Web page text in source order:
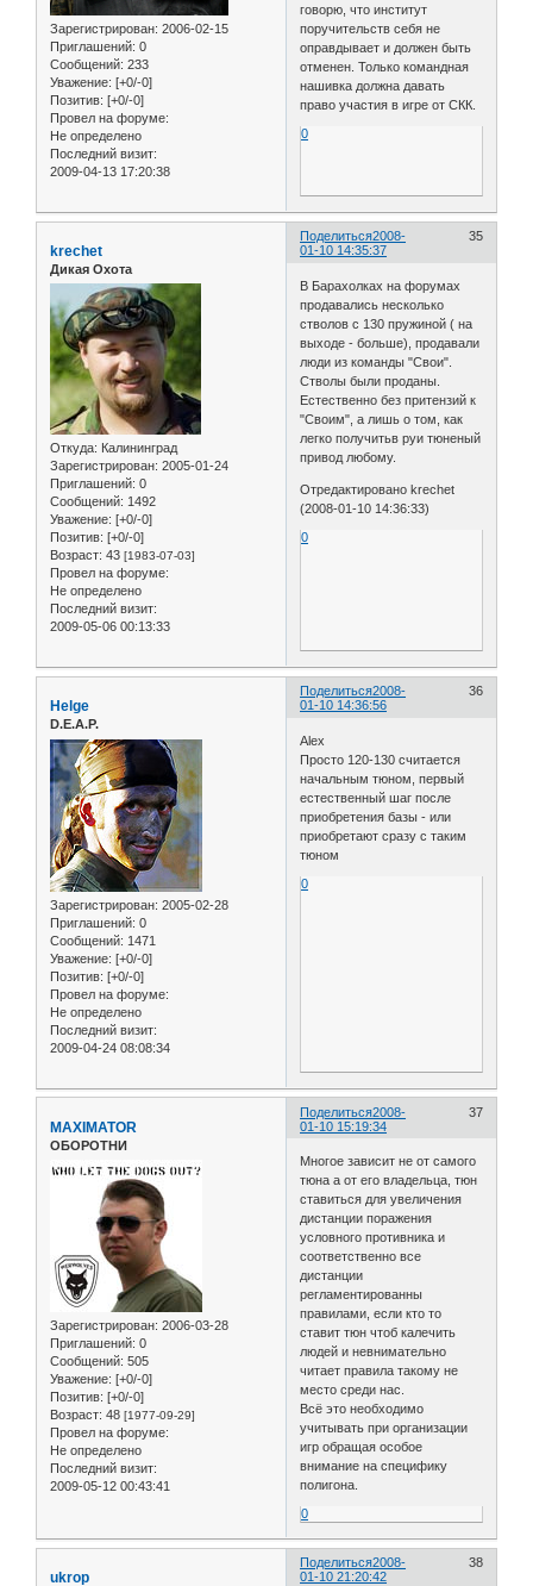
Зарегистрирован: 2006-02-15
Приглашений: 0
Сообщений: 233
Уважение: [+0/-0]
Позитив: [+0/-0]
Провел на форуме:
Не определено
Последний визит:
2009-04-13 17:20:38
говорю, что институт
поручительств себя не
оправдывает и должен быть
отменен. Только командная
нашивка должна давать
право участия в игре от СКК.
0
Поделиться 35
2008-
01-10 14:35:37
krechet
Дикая Охота
Откуда: Калининград
Зарегистрирован: 2005-01-24
Приглашений: 0
Сообщений: 1492
Уважение: [+0/-0]
Позитив: [+0/-0]
Возраст: 43 [1983-07-03]
Провел на форуме:
Не определено
Последний визит:
2009-05-06 00:13:33
В Барахолках на форумах
продавались несколько
стволов с 130 пружиной ( на
выходе - больше), продавали
люди из команды "Свои".
Стволы были проданы.
Естественно без притензий к
"Своим", а лишь о том, как
легко получитьв руи тюненый
привод любому.
Отредактировано krechet
(2008-01-10 14:36:33)
0
Поделиться 36
2008-
01-10 14:36:56
Helge
D.E.A.P.
Зарегистрирован: 2005-02-28
Приглашений: 0
Сообщений: 1471
Уважение: [+0/-0]
Позитив: [+0/-0]
Провел на форуме:
Не определено
Последний визит:
2009-04-24 08:08:34
Alex
Просто 120-130 считается
начальным тюном, первый
естественный шаг после
приобретения базы - или
приобретают сразу с таким
тюном
0
Поделиться 37
2008-
01-10 15:19:34
MAXIMATOR
ОБОРОТНИ
Зарегистрирован: 2006-03-28
Приглашений: 0
Сообщений: 505
Уважение: [+0/-0]
Позитив: [+0/-0]
Возраст: 48 [1977-09-29]
Провел на форуме:
Не определено
Последний визит:
2009-05-12 00:43:41
Многое зависит не от самого
тюна а от его владельца, тюн
ставиться для увеличения
дистанции поражения
условного противника и
соответственно все
дистанции
регламентированны
правилами, если кто то
ставит тюн чтоб калечить
людей и невнимательно
читает правила такому не
место среди нас.
Всё это необходимо
учитывать при организации
игр обращая особое
внимание на специфику
полигона.
0
Поделиться 38
2008-
01-10 21:20:42
ukrop